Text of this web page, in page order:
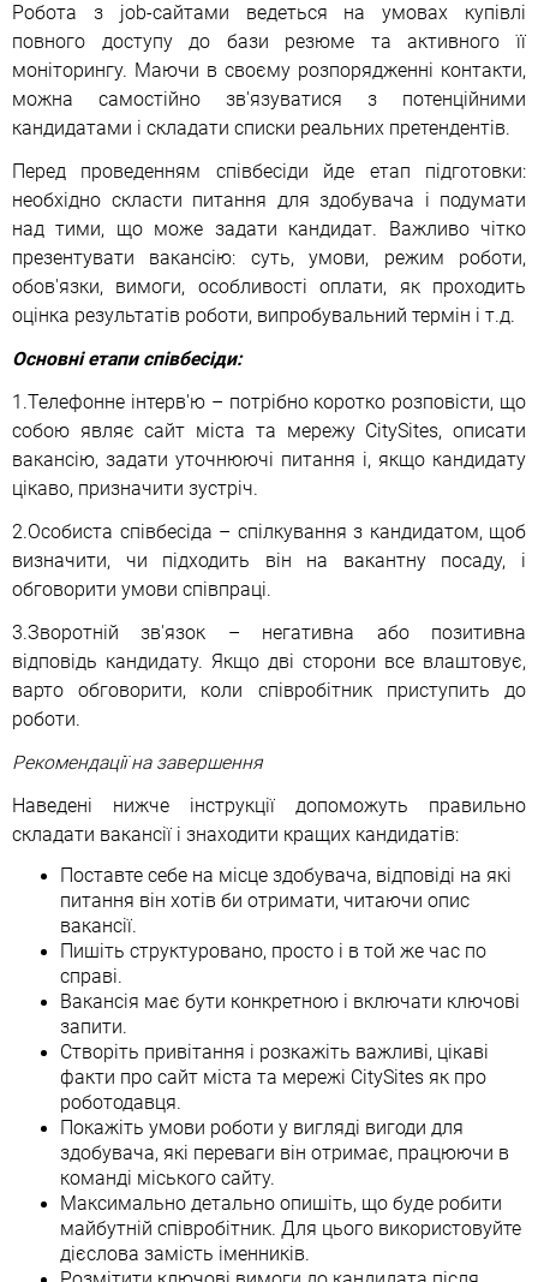
Робота з job-сайтами ведеться на умовах купівлі
повного доступу до бази резюме та активного її
моніторингу. Маючи в своєму розпорядженні контакти,
можна самостійно зв'язуватися з потенційними
кандидатами і складати списки реальних претендентів.
Перед проведенням співбесіди йде етап підготовки:
необхідно скласти питання для здобувача і подумати
над тими, що може задати кандидат. Важливо чітко
презентувати вакансію: суть, умови, режим роботи,
обов'язки, вимоги, особливості оплати, як проходить
оцінка результатів роботи, випробувальний термін і т.д.
Основні етапи співбесіди:
1.Телефонне інтерв'ю – потрібно коротко розповісти, що
собою являє сайт міста та мережу СitySites, описати
вакансію, задати уточнюючі питання і, якщо кандидату
цікаво, призначити зустріч.
2.Особиста співбесіда – спілкування з кандидатом, щоб
визначити, чи підходить він на вакантну посаду, і
обговорити умови співпраці.
3.Зворотній зв'язок – негативна або позитивна
відповідь кандидату. Якщо дві сторони все влаштовує,
варто обговорити, коли співробітник приступить до
роботи.
Рекомендації на завершення
Наведені нижче інструкції допоможуть правильно
складати вакансії і знаходити кращих кандидатів:
Поставте себе на місце здобувача, відповіді на які
питання він хотів би отримати, читаючи опис
вакансії.
Пишіть структуровано, просто і в той же час по
справі.
Вакансія має бути конкретною і включати ключові
запити.
Створіть привітання і розкажіть важливі, цікаві
факти про сайт міста та мережі СitySites як про
роботодавця.
Покажіть умови роботи у вигляді вигоди для
здобувача, які переваги він отримає, працюючи в
команді міського сайту.
Максимально детально опишіть, що буде робити
майбутній співробітник. Для цього використовуйте
дієслова замість іменників.